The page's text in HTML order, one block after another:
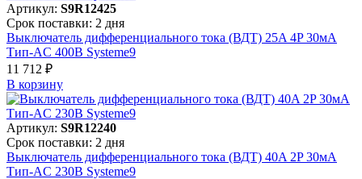
Артикул: S9R12425
Срок поставки: 2 дня
Выключатель дифференциального тока (ВДТ) 25A 4P 30мА
Тип-AC 400В Systeme9
11 712 ₽
В корзинy
Артикул: S9R12240
Срок поставки: 2 дня
Выключатель дифференциального тока (ВДТ) 40A 2P 30мА
Тип-AC 230В Systeme9